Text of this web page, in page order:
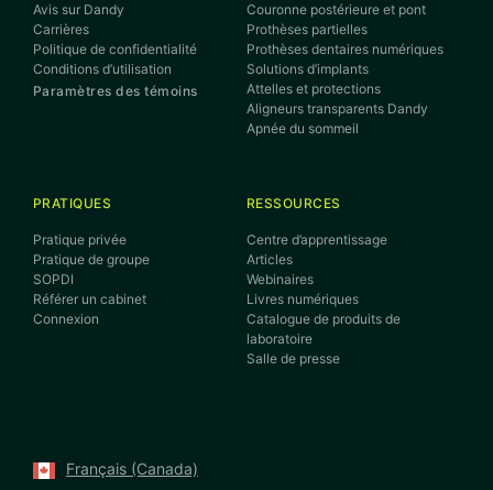
Avis sur Dandy
Carrières
Politique de confidentialité
Conditions d’utilisation
Paramètres des témoins
Couronne postérieure et pont
Prothèses partielles
Prothèses dentaires numériques
Solutions d’implants
Attelles et protections
Aligneurs transparents Dandy
Apnée du sommeil
PRATIQUES
Pratique privée
Pratique de groupe
SOPDI
Référer un cabinet
Connexion
RESSOURCES
Centre d’apprentissage
Articles
Webinaires
Livres numériques
Catalogue de produits de
laboratoire
Salle de presse
Français (Canada)